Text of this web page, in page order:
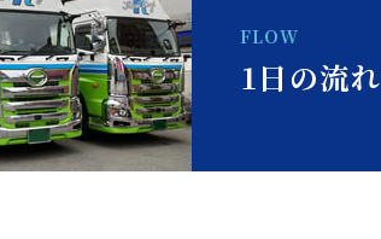
FLOW
1日の流れ